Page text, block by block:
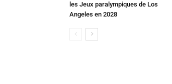
les Jeux paralympiques de Los
Angeles en 2028